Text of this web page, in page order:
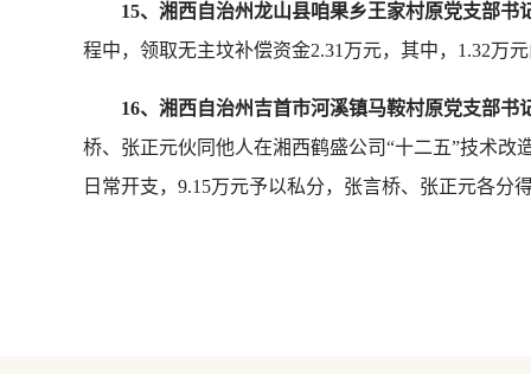
15、湘西自治州龙山县咱果乡王家村原党支部书
程中，领取无主坟补偿资金2.31万元，其中，1.32万
16、湘西自治州吉首市河溪镇马鞍村原党支部
桥、张正元伙同他人在湘西鹤盛公司“十二五”技术改
日常开支，9.15万元予以私分，张言桥、张正元各